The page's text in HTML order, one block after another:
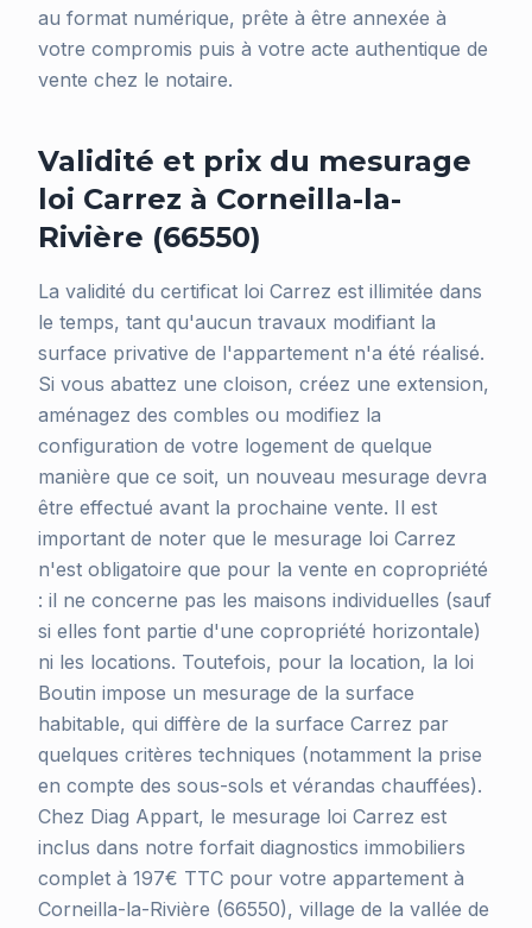
au format numérique, prête à être annexée à
votre compromis puis à votre acte authentique de
vente chez le notaire.
Validité et prix du mesurage
loi Carrez à Corneilla-la-
Rivière (66550)
La validité du certificat loi Carrez est illimitée dans
le temps, tant qu'aucun travaux modifiant la
surface privative de l'appartement n'a été réalisé.
Si vous abattez une cloison, créez une extension,
aménagez des combles ou modifiez la
configuration de votre logement de quelque
manière que ce soit, un nouveau mesurage devra
être effectué avant la prochaine vente. Il est
important de noter que le mesurage loi Carrez
n'est obligatoire que pour la vente en copropriété
: il ne concerne pas les maisons individuelles (sauf
si elles font partie d'une copropriété horizontale)
ni les locations. Toutefois, pour la location, la loi
Boutin impose un mesurage de la surface
habitable, qui diffère de la surface Carrez par
quelques critères techniques (notamment la prise
en compte des sous-sols et vérandas chauffées).
Chez Diag Appart, le mesurage loi Carrez est
inclus dans notre forfait diagnostics immobiliers
complet à 197€ TTC pour votre appartement à
Corneilla-la-Rivière (66550), village de la vallée de